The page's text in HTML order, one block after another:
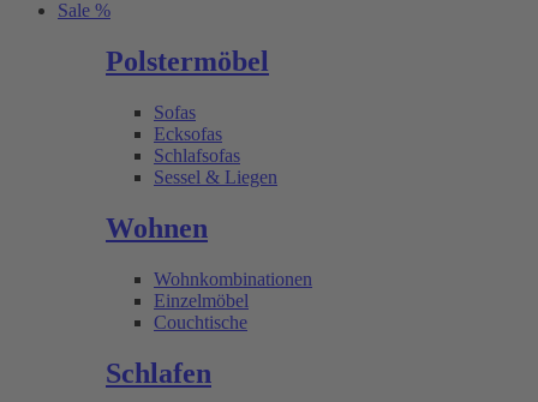
Sale %
Polstermöbel
Sofas
Ecksofas
Schlafsofas
Sessel & Liegen
Wohnen
Wohnkombinationen
Einzelmöbel
Couchtische
Schlafen